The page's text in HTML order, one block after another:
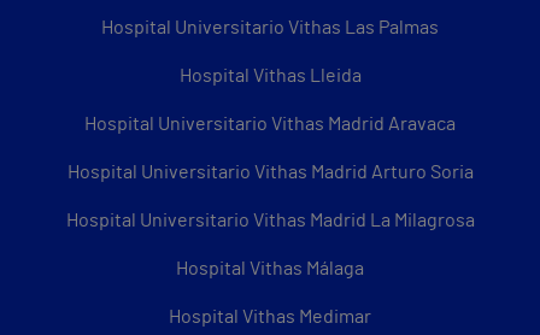
Hospital Universitario Vithas Las Palmas
Hospital Vithas Lleida
Hospital Universitario Vithas Madrid Aravaca
Hospital Universitario Vithas Madrid Arturo Soria
Hospital Universitario Vithas Madrid La Milagrosa
Hospital Vithas Málaga
Hospital Vithas Medimar